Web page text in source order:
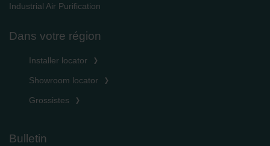
Industrial Air Purification
Dans votre région
Installer locator
Showroom locator
Grossistes
Bulletin